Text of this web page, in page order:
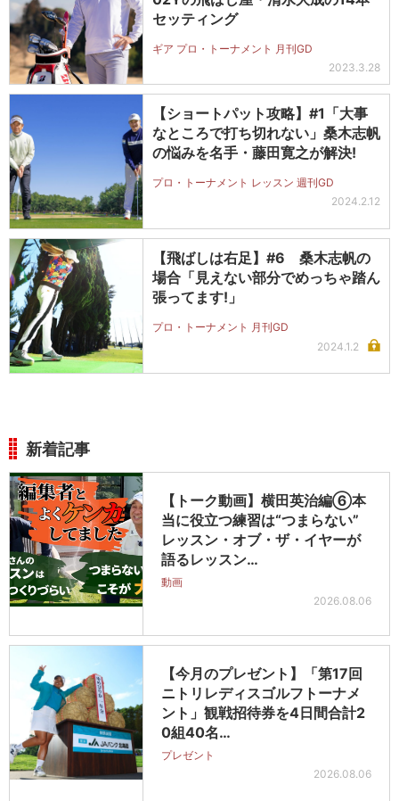
セッティング
ギア プロ・トーナメント 月刊GD
2023.3.28
【ショートパット攻略】#1「大事
なところで打ち切れない」桑木志帆
の悩みを名手・藤田寛之が解決!
プロ・トーナメント レッスン 週刊GD
2024.2.12
【飛ばしは右足】#6 桑木志帆の
場合「見えない部分でめっちゃ踏ん
張ってます!」
プロ・トーナメント 月刊GD
2024.1.2
新着記事
【トーク動画】横田英治編⑥本
当に役立つ練習は“つまらない”
レッスン・オブ・ザ・イヤーが
語るレッスン…
動画
2026.08.06
【今月のプレゼント】「第17回
ニトリレディスゴルフトーナメ
ント」観戦招待券を4日間合計2
0組40名…
プレゼント
2026.08.06